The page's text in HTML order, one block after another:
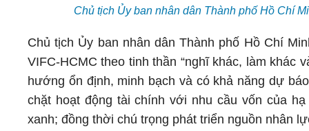
Chủ tịch Ủy ban nhân dân Thành phố Hồ Chí
Chủ tịch Ủy ban nhân dân Thành phố Hồ Chí
VIFC-HCMC theo tinh thần “nghĩ khác, làm khác
hướng ổn định, minh bạch và có khả năng dự
chặt hoạt động tài chính với nhu cầu vốn của
xanh; đồng thời chú trọng phát triển nguồn nhân